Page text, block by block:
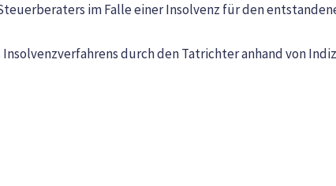
im Falle einer Insolvenz für den
durch den Tatrichter anhand von